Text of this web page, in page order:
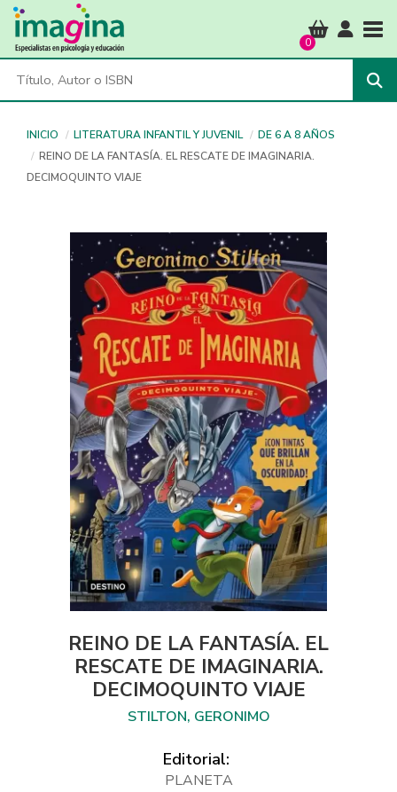
0
INICIO LITERATURA INFANTIL Y JUVENIL
DE 6 A 8 AÑOS
REINO DE LA FANTASÍA. EL RESCATE DE IMAGINARIA.
DECIMOQUINTO VIAJE
REINO DE LA FANTASÍA. EL
RESCATE DE IMAGINARIA.
DECIMOQUINTO VIAJE
STILTON, GERONIMO
Editorial:
PLANETA